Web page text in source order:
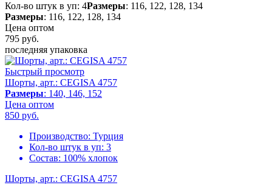
Кол-во штук в уп: 4Размеры: 116, 122, 128, 134
Размеры: 116, 122, 128, 134
Цена оптом
795 руб.
последняя упаковка
Быстрый просмотр
Шорты, арт.: CEGISA 4757
Размеры: 140, 146, 152
Цена оптом
850 руб.
Производство: Турция
Кол-во штук в уп: 3
Состав: 100% хлопок
Шорты, арт.: CEGISA 4757